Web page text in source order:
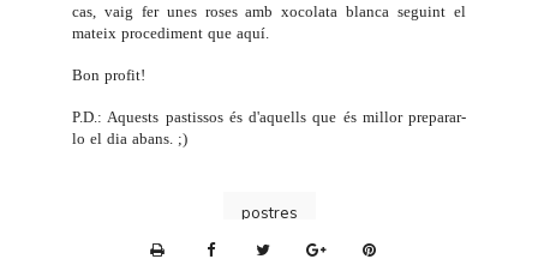
cas, vaig fer unes roses amb xocolata blanca seguint el
mateix procediment que aquí.
Bon profit!
P.D.: Aquests pastissos és d'aquells que és millor preparar-
lo el dia abans. ;)
postres